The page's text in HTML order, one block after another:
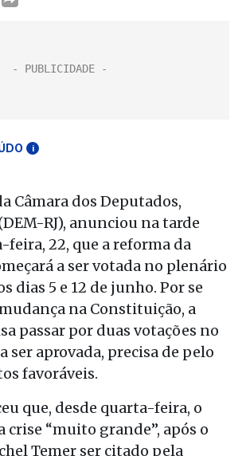
i
Câmara dos Deputados,
RJ), anunciou na tarde
feira, 22, que a reforma da
a ser votada no plenário
dias 5 e 12 de junho. Por se
na Constituição, a
passar por duas votações no
ser aprovada, precisa de pelo
favoráveis.
que, desde quarta-feira, o
crise “muito grande”, após o
Temer ser citado pela